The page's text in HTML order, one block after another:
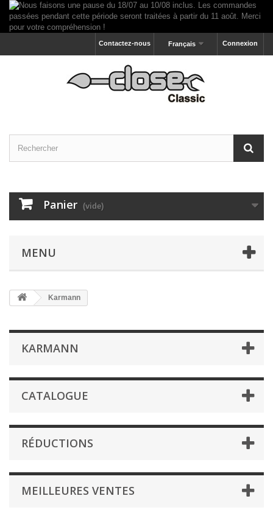
Connexion
Français
Contactez-nous
Panier (vide)
MENU
Karmann
KARMANN
CATALOGUE
RÉDUCTIONS
MEILLEURES VENTES